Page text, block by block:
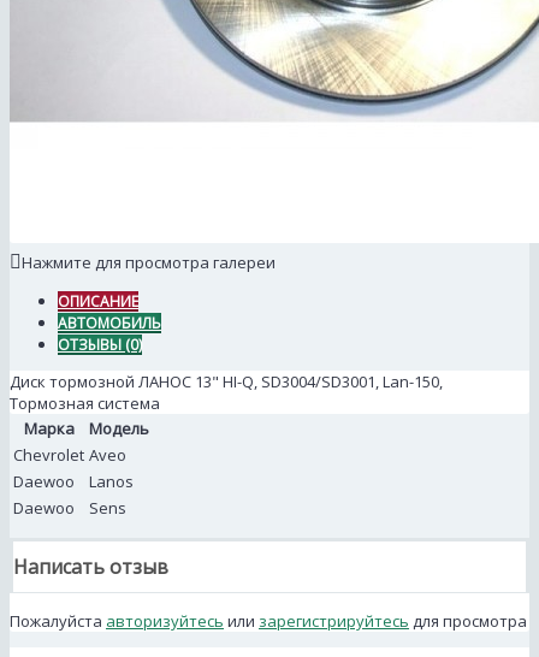
Нажмите для просмотра галереи
ОПИСАНИЕ
АВТОМОБИЛЬ
ОТЗЫВЫ (0)
Диск тормозной ЛАНОС 13" HI-Q, SD3004/SD3001, Lan-150,
Тормозная система
Марка
Модель
Chevrolet Aveo
Daewoo
Lanos
Daewoo
Sens
Написать отзыв
Пожалуйста авторизуйтесь или зарегистрируйтесь для просмотра